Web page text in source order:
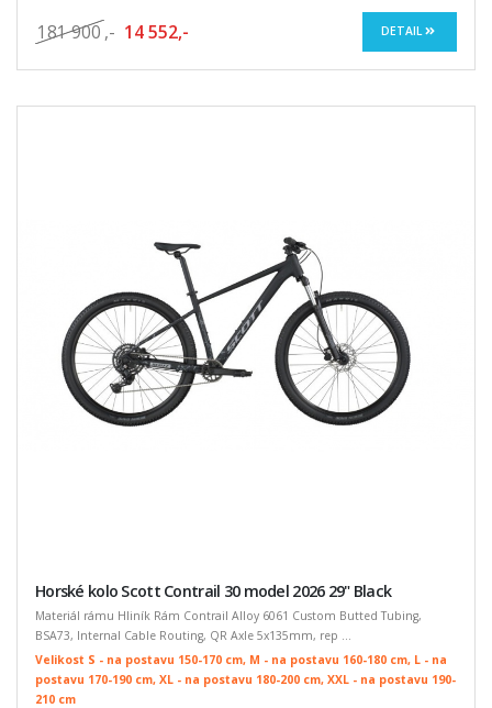
181 900 ,- 14 552,- DETAIL
Horské kolo Scott Contrail 30 model 2026 29" Black
Materiál rámu Hliník Rám Contrail Alloy 6061 Custom Butted Tubing,
BSA73, Internal Cable Routing, QR Axle 5x135mm, rep ...
Velikost S - na postavu 150-170 cm, M - na postavu 160-180 cm, L - na
postavu 170-190 cm, XL - na postavu 180-200 cm, XXL - na postavu 190-
210 cm